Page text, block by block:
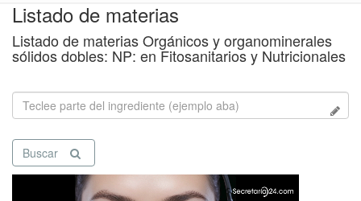
Listado de materias
Listado de materias Orgánicos y organominerales
sólidos dobles: NP: en Fitosanitarios y Nutricionales
Buscar